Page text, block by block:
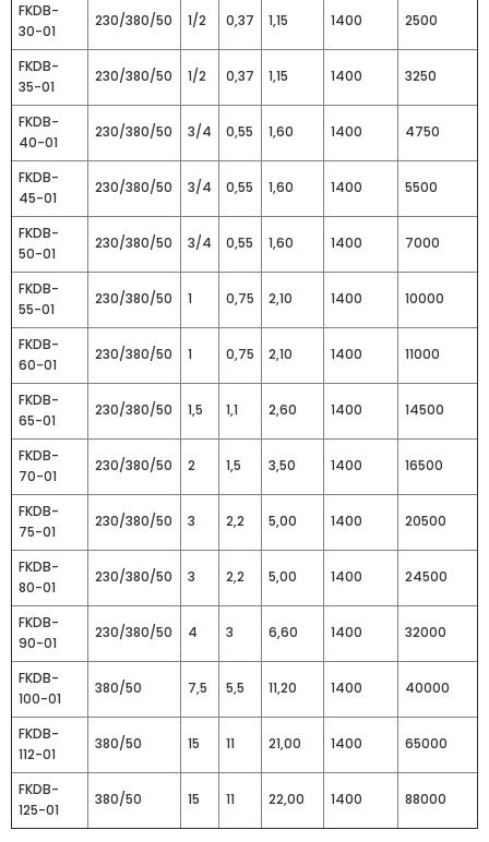
FKDB-
30-01
230/380/50 1/2 0,37 1,15 1400 2500
FKDB-
35-01
230/380/50 1/2 0,37 1,15 1400 3250
FKDB-
40-01
230/380/50 3/4 0,55 1,60 1400 4750
FKDB-
45-01
230/380/50 3/4 0,55 1,60 1400 5500
FKDB-
50-01
230/380/50 3/4 0,55 1,60 1400 7000
FKDB-
55-01
230/380/50 1 0,75 2,10 1400 10000
FKDB-
60-01
230/380/50 1 0,75 2,10 1400 11000
FKDB-
65-01
230/380/50 1,5 1,1 2,60 1400 14500
FKDB-
70-01
230/380/50 2 1,5 3,50 1400 16500
FKDB-
75-01
230/380/50 3 2,2 5,00 1400 20500
FKDB-
80-01
230/380/50 3 2,2 5,00 1400 24500
FKDB-
90-01
230/380/50 4 3 6,60 1400 32000
FKDB-
100-01
380/50 7,5 5,5 11,20 1400 40000
FKDB-
112-01
380/50 15 11 21,00 1400 65000
FKDB-
125-01
380/50 15 11 22,00 1400 88000